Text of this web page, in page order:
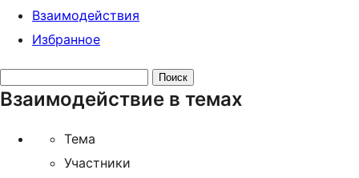
Взаимодействия
Избранное
тем:
Взаимодействие в темах
Тема
Участники